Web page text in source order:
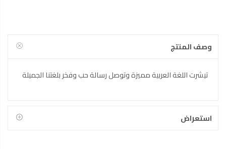
وصف المنتج
تيشرت اللغة العربية مميزة وتوصل رسالة حب وفخر بلغتنا الجميلة
استعراض